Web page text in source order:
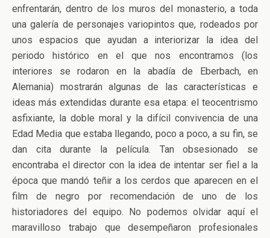
enfrentarán, dentro de los muros del monasterio, a toda
una galería de personajes variopintos que, rodeados por
unos espacios que ayudan a interiorizar la idea del
periodo histórico en el que nos encontramos (los
interiores se rodaron en la abadía de Eberbach, en
Alemania) mostrarán algunas de las características e
ideas más extendidas durante esa etapa: el teocentrismo
asfixiante, la doble moral y la difícil convivencia de una
Edad Media que estaba llegando, poco a poco, a su fin, se
dan cita durante la película. Tan obsesionado se
encontraba el director con la idea de intentar ser fiel a la
época que mandó teñir a los cerdos que aparecen en el
film de negro por recomendación de uno de los
historiadores del equipo. No podemos olvidar aquí el
maravilloso trabajo que desempeñaron profesionales